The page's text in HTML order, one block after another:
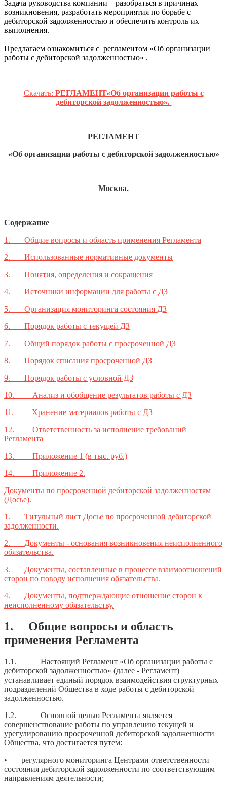
Задача руководства компании – разобраться в причинах
возникновения, разработать мероприятия по борьбе с
дебиторской задолженностью и обеспечить контроль их
выполнения.
Предлагаем ознакомиться с регламентом «Об организации
работы с дебиторской задолженностью» .
Скачать: РЕГЛАМЕНТ«Об организации работы с
дебиторской задолженностью».
РЕГЛАМЕНТ
«Об организации работы с дебиторской задолженностью»
Москва.
Содержание
1.
Общие вопросы и область применения Регламента
2.
Использованные нормативные документы
3.
Понятия, определения и сокращения
4.
Источники информации для работы с ДЗ
5.
Организация мониторинга состояния ДЗ
6.
Порядок работы с текущей ДЗ
7.
Общий порядок работы с просроченной ДЗ
8.
Порядок списания просроченной ДЗ
9.
Порядок работы с условной ДЗ
10.
Анализ и обобщение результатов работы с ДЗ
11.
Хранение материалов работы с ДЗ
12.
Ответственность за исполнение требований
Регламента
13.
Приложение 1 (в тыс. руб.)
14.
Приложение 2.
Документы по просроченной дебиторской задолженностям
(Досье).
1.
Титульный лист Досье по просроченной дебиторской
задолженности.
2.
Документы - основания возникновения неисполненного
обязательства.
3.
Документы, составленные в процессе взаимоотношений
сторон по поводу исполнения обязательства.
4.
Документы, подтверждающие отношение сторон к
неисполненному обязательству.
1. Общие вопросы и область
применения Регламента
1.1. Настоящий Регламент «Об организации работы с
дебиторской задолженностью» (далее - Регламент)
устанавливает единый порядок взаимодействия структурных
подразделений Общества в ходе работы с дебиторской
задолженностью.
1.2. Основной целью Регламента является
совершенствование работы по управлению текущей и
урегулированию просроченной дебиторской задолженности
Общества, что достигается путем:
• регулярного мониторинга Центрами ответственности
состояния дебиторской задолженности по соответствующим
направлениям деятельности;